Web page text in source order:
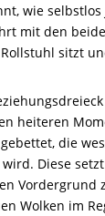
wie
mit den
sitzt
heiteren
die
Diese
Vordergrund
Wolken im